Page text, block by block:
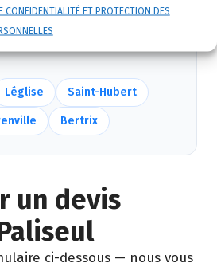
CONFIDENTIALITÉ ET PROTECTION DES
aussi près de Paliseul
Léglise Saint-Hubert
Bertrix
un devis
ci-dessous — nous vous